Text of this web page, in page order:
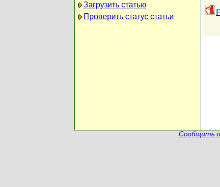
Загрузить статью
Проверить статус статьи
Сообщить о